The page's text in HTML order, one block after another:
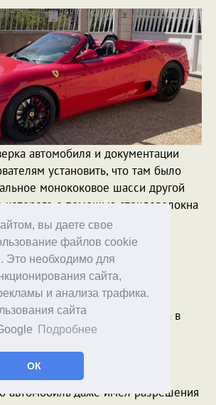
вы даете свое
файлов cookie
Это необходимо для
сайта,
и анализа трафика.
сайта
Подробнее
ОК
автомобиля и документации
установить, что там было
монококовое шасси другой
которого с помощью стекловолокна
материалов был построен
напоминающий Ferrari, с
дизайнов, линий,
знаменитого бренда.
изображен черный конь,
ноги, желтый фон герба в
где была основана марка,
и аббревиатура SF от Scuderia
автомобиль даже имел разрешения